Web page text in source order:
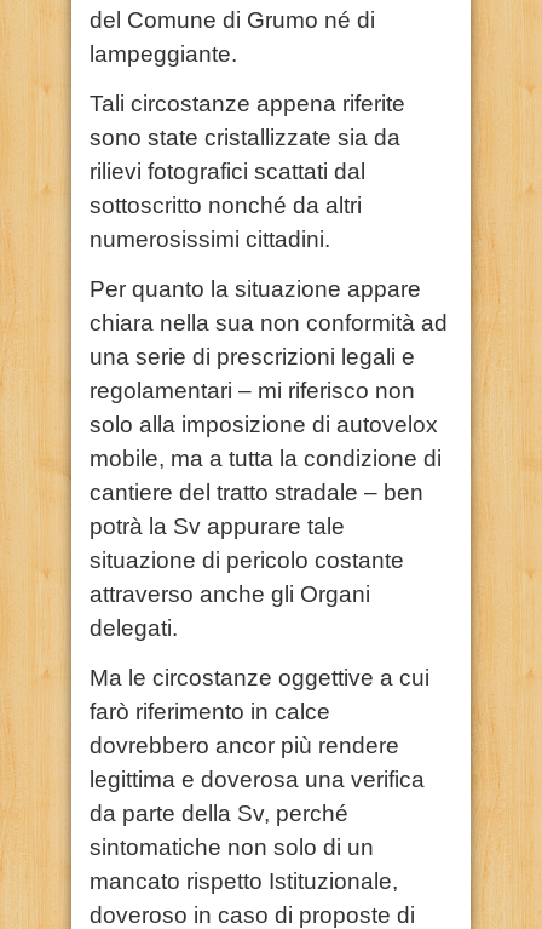
del Comune di Grumo né di
lampeggiante.
Tali circostanze appena riferite
sono state cristallizzate sia da
rilievi fotografici scattati dal
sottoscritto nonché da altri
numerosissimi cittadini.
Per quanto la situazione appare
chiara nella sua non conformità ad
una serie di prescrizioni legali e
regolamentari – mi riferisco non
solo alla imposizione di autovelox
mobile, ma a tutta la condizione di
cantiere del tratto stradale – ben
potrà la Sv appurare tale
situazione di pericolo costante
attraverso anche gli Organi
delegati.
Ma le circostanze oggettive a cui
farò riferimento in calce
dovrebbero ancor più rendere
legittima e doverosa una verifica
da parte della Sv, perché
sintomatiche non solo di un
mancato rispetto Istituzionale,
doveroso in caso di proposte di